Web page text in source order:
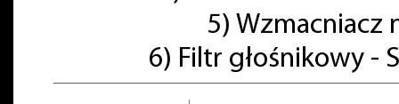
5) Wzmacniacz
6) Filtr głośnikowy -